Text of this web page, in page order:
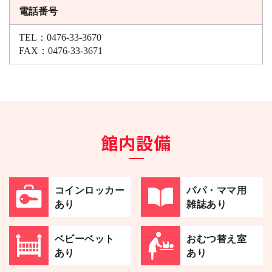
電話番号
TEL：0476-33-3670
FAX：0476-33-3671
館内設備
コインロッカー
あり
パパ・ママ用
雑誌あり
ベビーベット
あり
おむつ替え室
あり